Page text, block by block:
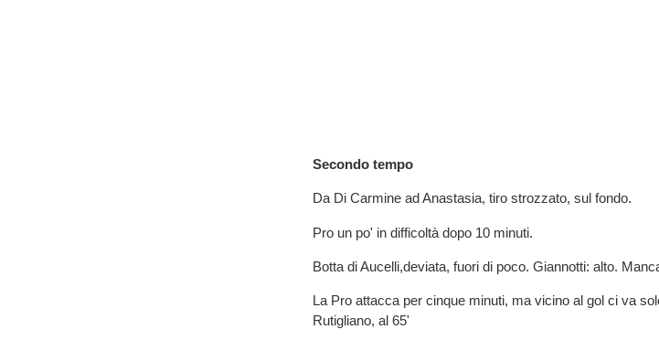
Secondo tempo
Da Di Carmine ad Anastasia, tiro strozzato, sul fondo.
Pro un po' in difficoltà dopo 10 minuti.
Botta di Aucelli,deviata, fuori di poco. Giannotti: alto.
La Pro attacca per cinque minuti, ma vicino al gol ci va
Rutigliano, al 65'